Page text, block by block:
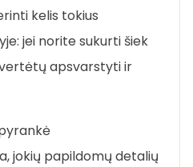
kelis tokius
jei norite sukurti šiek
apsvarstyti ir
jokių papildomų detalių